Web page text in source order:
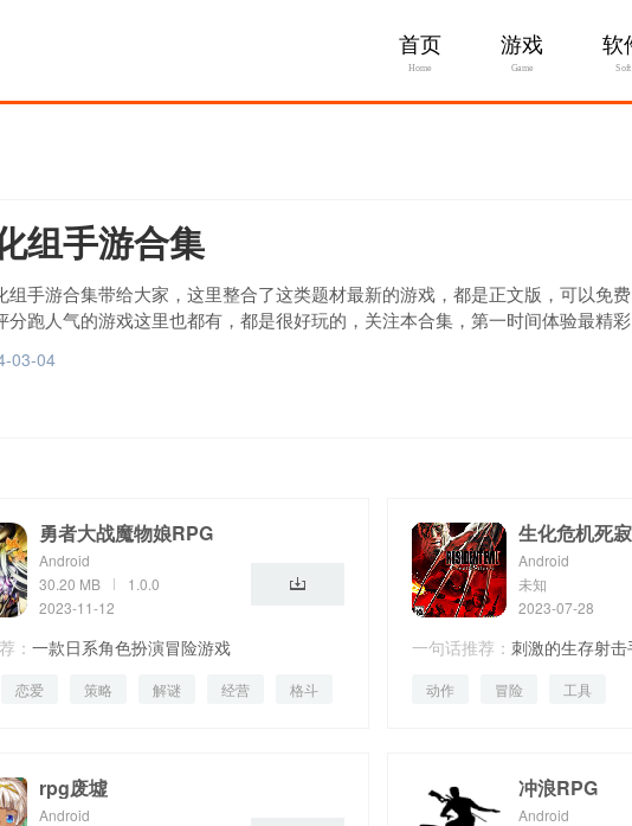
首页
Home
游戏
Game
软
Soft
组手游合集
组手游合集带给大家，这里整合了这类题材最新的游戏，都是正文版，可以免费
分跑人气的游戏这里也都有，都是很好玩的，关注本合集，第一时间体验最精彩
03-04
勇者大战魔物娘RPG
Android
30.20 MB
1.0.0
2023-11-12
： 一款日系角色扮演冒险游戏
恋爱 策略 解谜 经营
格斗
生化危机死
Android
未知
2023-07-28
一句话推荐： 刺激的生存射击
动作 冒险 工具
rpg废墟
Android
冲浪RPG
Android